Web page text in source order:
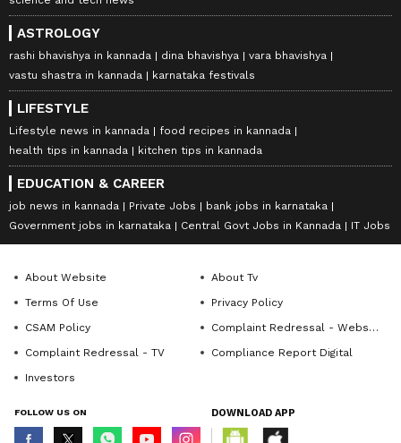
ASTROLOGY
rashi bhavishya in kannada dina bhavishya
vara bhavishya
vastu shastra in kannada
karnataka festivals
LIFESTYLE
Lifestyle news in kannada
food recipes in kannada
health tips in kannada
kitchen tips in kannada
EDUCATION & CAREER
job news in kannada Private Jobs
bank jobs in karnataka
Government jobs in karnataka
Central Govt Jobs in Kannada IT Jobs
About Website
About Tv
Terms Of Use
Privacy Policy
CSAM Policy
Complaint Redressal - Website
Complaint Redressal - TV
Compliance Report Digital
Investors
FOLLOW US ON DOWNLOAD APP